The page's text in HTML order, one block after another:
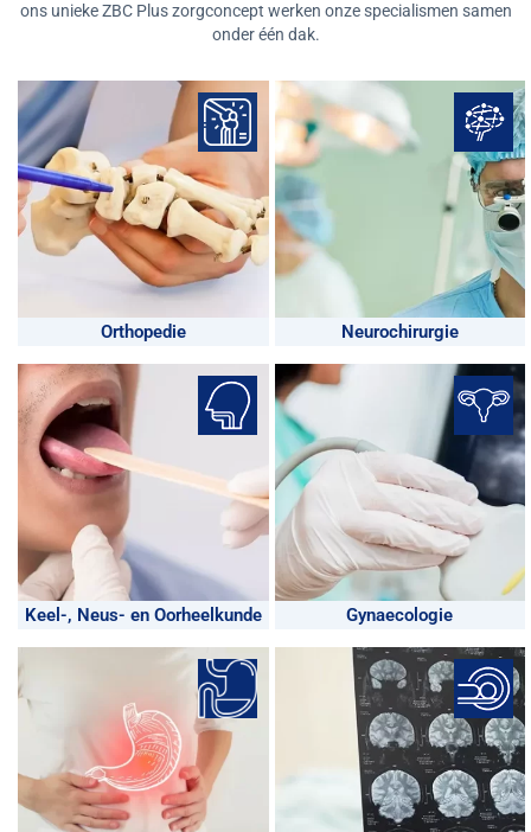
ons unieke ZBC Plus zorgconcept werken onze specialismen samen
onder één dak.
Orthopedie Neurochirurgie
Keel-, Neus- en Oorheelkunde Gynaecologie